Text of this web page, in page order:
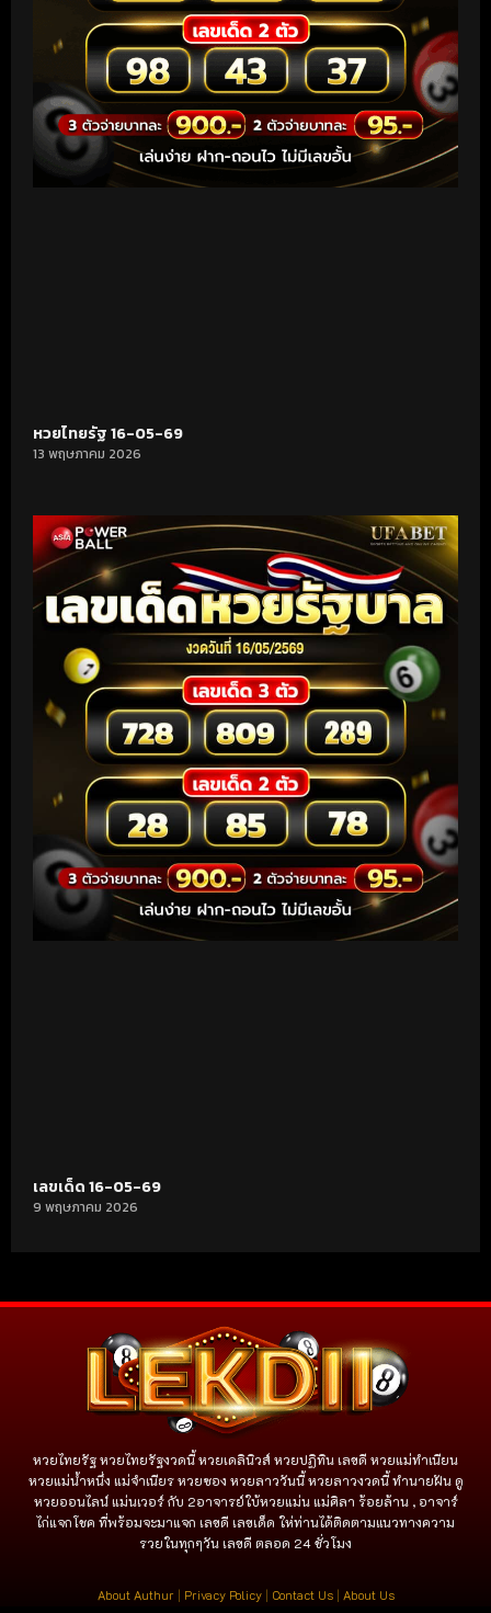
หวยไทยรัฐ 16-05-69
13 พฤษภาคม 2026
เลขเด็ด 16-05-69
9 พฤษภาคม 2026
หวยไทยรัฐ หวยไทยรัฐงวดนี้ หวยเดลินิวส์ หวยปฏิทิน เลขดี หวยแม่ทำเนียน
หวยแม่น้ำหนึ่ง แม่จําเนียร หวยซอง หวยลาววันนี้ หวยลาวงวดนี้ ทำนายฝัน ดู
หวยออนไลน์ แม่นเวอร์ กับ 2อาจารย์ใบ้หวยแม่น แม่ศิลา ร้อยล้าน , อาจาร์
ไก่แจกโชค ที่พร้อมจะมาแจก เลขดี เลขเด็ด ให่ท่านได้ติดตามแนวทางความ
รวยในทุกๆวัน เลขดี ตลอด 24 ชั่วโมง
About Authur | Privacy Policy| Contact Us| About Us